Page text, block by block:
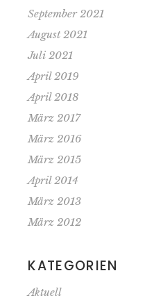
September 2021
August 2021
Juli 2021
April 2019
April 2018
März 2017
März 2016
März 2015
April 2014
März 2013
März 2012
KATEGORIEN
Aktuell